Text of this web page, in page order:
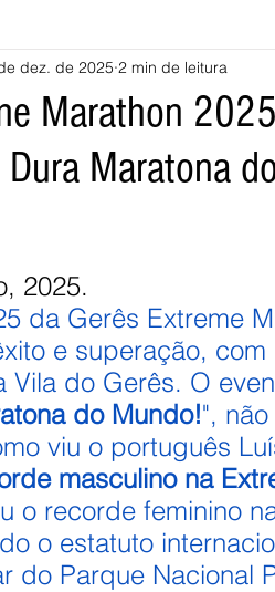
Monção Valença Melgaço
Vieira do Minho Vila Verde
Marathon
Maratona
dez. de 2025 2 min de leitura
5 estrelas.
2025.
da Gerês Extreme
e superação, com
Vila do Gerês. O
do Mundo!",
viu o português
masculino na
o recorde feminino
o estatuto
do Parque Nacional